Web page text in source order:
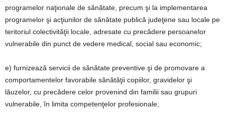
programelor naţionale de sănătate, precum şi la implementarea
programelor şi acţiunilor de sănătate publică judeţene sau locale pe
teritoriul colectivităţii locale, adresate cu precădere persoanelor
vulnerabile din punct de vedere medical, social sau economic;
e) furnizează servicii de sănătate preventive şi de promovare a
comportamentelor favorabile sănătăţii copiilor, gravidelor şi
lăuzelor, cu precădere celor provenind din familii sau grupuri
vulnerabile, în limita competenţelor profesionale;